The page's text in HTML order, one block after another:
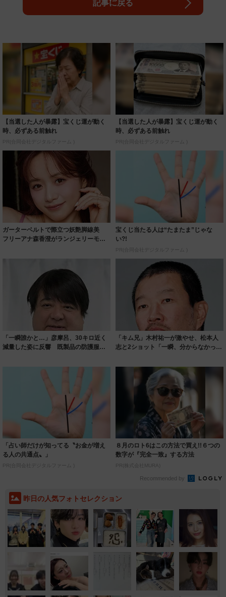
記事に戻る
【当選した人が暴露】宝くじ運が動く
時、必ずある前触れ
PR(合同会社デジタルファーム )
【当選した人が暴露】宝くじ運が動く
時、必ずある前触れ
PR(合同会社デジタルファーム )
ガーターベルトで際立つ妖艶脚線美
フリーアナ森香澄がランジェリーモデ
宝くじ当たる人は“たまたま”じゃな
い?!
PR(合同会社デジタルファーム )
「一瞬誰かと…」彦摩呂、30キロ近く
減量した姿に反響 既製品の防護服が
「キム兄」木村祐一が激やせ、松本人
志と2ショット「一瞬、分からなかった
「占い師だけが知ってる〝お金が増え
る人の共通点〟」
PR(合同会社デジタルファーム )
８月のロト6はこの方法で買え!!６つの
数字が『完全一致』する方法
PR(株式会社MURA)
Recommended by
昨日の人気フォトセレクション